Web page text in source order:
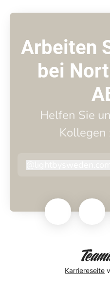
Arbeiten
bei
Helfen Sie
Kollegen
lightbysweden.com
Karriereseite